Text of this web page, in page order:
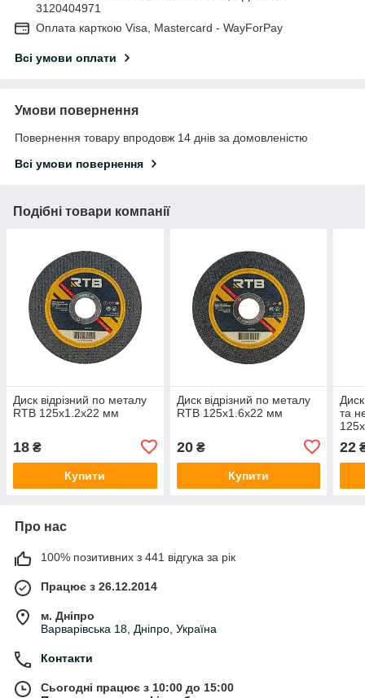
3120404971
Оплата карткою Visa, Mastercard - WayForPay
Всі умови оплати
Умови повернення
Повернення товару впродовж 14 днів за домовленістю
Всі умови повернення
Подібні товари компанії
Диск відрізний по металу
RTB 125х1.2х22 мм
18 ₴
Купити
Диск відрізний по металу
RTB 125х1.6х22 мм
20₴
Купити
та
22
Про нас
100% позитивних з 441 відгука за рік
Працює з 26.12.2014
м. Дніпро
Варварівська 18, Дніпро, Україна
Контакти
Сьогодні працює з 10:00 до 15:00